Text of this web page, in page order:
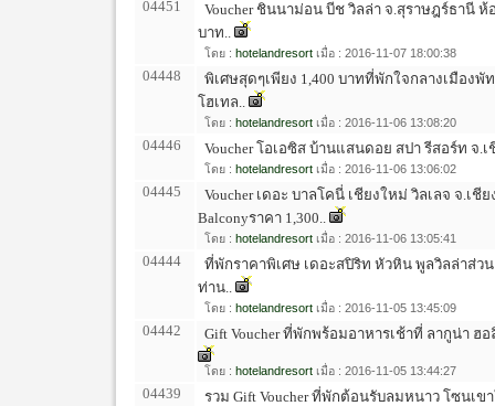
04451
Voucher ชินนาม่อน บีช วิลล่า จ.สุราษฎร์ธานี ห้อ
บาท..
โดย : hotelandresort เมื่อ : 2016-11-07 18:00:38
04448
พิเศษสุดๆเพียง 1,400 บาทที่พักใจกลางเมือง
โฮเทล..
โดย : hotelandresort เมื่อ : 2016-11-06 13:08:20
04446 Voucher โอเอซิส บ้านแสนดอย สปา รีสอร์ท จ.เ
โดย : hotelandresort เมื่อ : 2016-11-06 13:06:02
04445
Voucher เดอะ บาลโคนี่ เชียงใหม่ วิลเลจ จ.เชี
Balconyราคา 1,300..
โดย : hotelandresort เมื่อ : 2016-11-06 13:05:41
04444
ที่พักราคาพิเศษ เดอะสปิริท หัวหิน พูลวิลล่าส่ว
ท่าน..
โดย : hotelandresort เมื่อ : 2016-11-05 13:45:09
04442 Gift Voucher ที่พักพร้อมอาหารเช้าที่ ลากูน่า ฮ
โดย : hotelandresort เมื่อ : 2016-11-05 13:44:27
04439 รวม Gift Voucher ที่พักต้อนรับลมหนาว โซนเข